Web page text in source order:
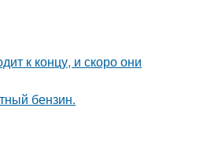
к концу, и скоро они
бензин.